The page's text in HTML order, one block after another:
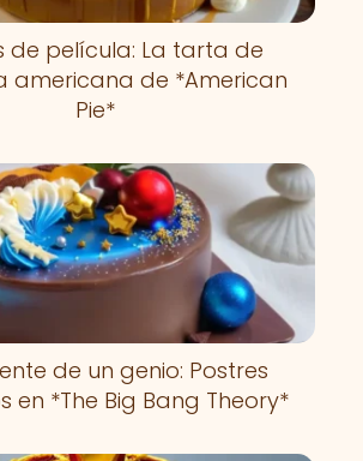
de película: La tarta de
americana de *American
Pie*
de un genio: Postres
en *The Big Bang Theory*